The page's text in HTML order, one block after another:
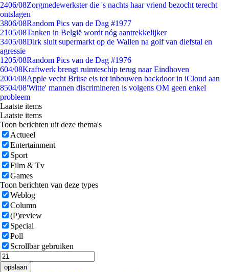
2406/08Zorgmedewerkster die 's nachts haar vriend bezocht terecht
ontslagen
3806/08Random Pics van de Dag #1977
2105/08Tanken in België wordt nóg aantrekkelijker
3405/08Dirk sluit supermarkt op de Wallen na golf van diefstal en
agressie
1205/08Random Pics van de Dag #1976
604/08Kraftwerk brengt ruimteschip terug naar Eindhoven
2004/08Apple vecht Britse eis tot inbouwen backdoor in iCloud aan
8504/08'Witte' mannen discrimineren is volgens OM geen enkel
probleem
Laatste items
Laatste items
Toon berichten uit deze thema's
Actueel
Entertainment
Sport
Film & Tv
Games
Toon berichten van deze types
Weblog
Column
(P)review
Special
Poll
Scrollbar gebruiken
opslaan